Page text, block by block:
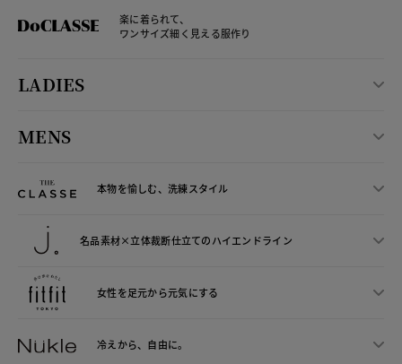
楽に着られて、
ワンサイズ細く見える服作り
LADIES
MENS
本物を愉しむ、洗練スタイル
名品素材×立体裁断仕立てのハイエンドライン
女性を足元から元気にする
冷えから、 自由に。